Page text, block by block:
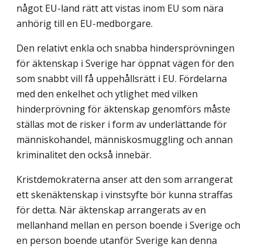
något EU-land rätt att vistas inom EU som nära
anhörig till en EU-medborgare.
Den relativt enkla och snabba hindersprövningen
för äktenskap i Sverige har öppnat vägen för den
som snabbt vill få uppehållsrätt i EU. Fördelarna
med den enkelhet och ytlighet med vilken
hinderprövning för äktenskap genomförs måste
ställas mot de risker i form av underlättande för
människohandel, människosmuggling och annan
kriminalitet den också innebär.
Kristdemokraterna anser att den som arrangerat
ett skenäktenskap i vinstsyfte bör kunna straffas
för detta. När äktenskap arrangerats av en
mellanhand mellan en person boende i Sverige och
en person boende utanför Sverige kan denna